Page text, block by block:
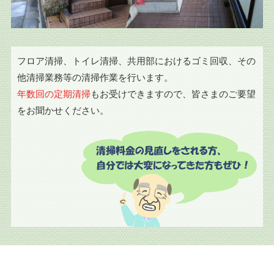
フロア清掃、トイレ清掃、共用部におけるゴミ回収、その
他清掃業務等の清掃作業を行います。
年数回の定期清掃もお受けできますので、皆さまのご要望
をお聞かせください。